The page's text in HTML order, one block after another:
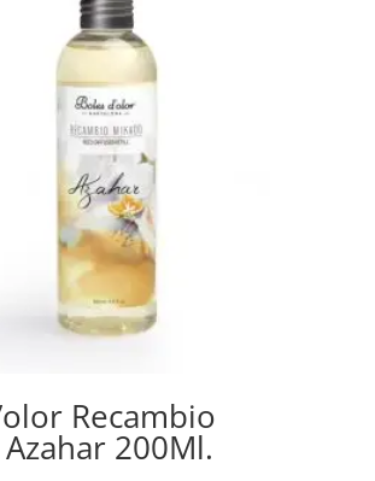
Recambio
200Ml.